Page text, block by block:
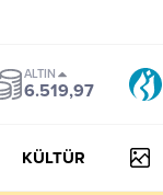
ALTIN
6.519,97
KÜLTÜR